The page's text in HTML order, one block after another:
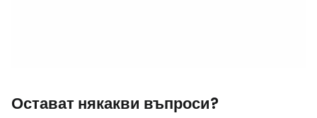
Остават някакви въпроси?